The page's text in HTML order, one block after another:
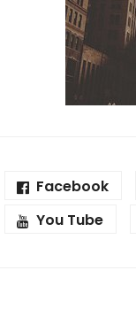
Facebook
You Tube